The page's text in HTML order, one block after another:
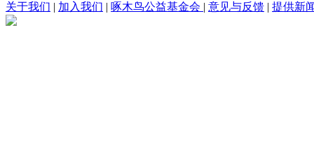
关于我们 | 加入我们 | 啄木鸟公益基金会 | 意见与反馈 | 提供新